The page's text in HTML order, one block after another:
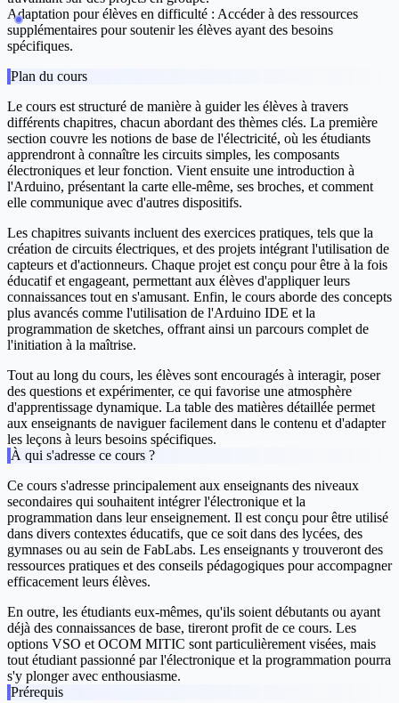
Adaptation pour élèves en difficulté : Accéder à des ressources
supplémentaires pour soutenir les élèves ayant des besoins
spécifiques.
Plan du cours
Le cours est structuré de manière à guider les élèves à travers
différents chapitres, chacun abordant des thèmes clés. La première
section couvre les notions de base de l'électricité, où les étudiants
apprendront à connaître les circuits simples, les composants
électroniques et leur fonction. Vient ensuite une introduction à
l'Arduino, présentant la carte elle-même, ses broches, et comment
elle communique avec d'autres dispositifs.
Les chapitres suivants incluent des exercices pratiques, tels que la
création de circuits électriques, et des projets intégrant l'utilisation de
capteurs et d'actionneurs. Chaque projet est conçu pour être à la fois
éducatif et engageant, permettant aux élèves d'appliquer leurs
connaissances tout en s'amusant. Enfin, le cours aborde des concepts
plus avancés comme l'utilisation de l'Arduino IDE et la
programmation de sketches, offrant ainsi un parcours complet de
l'initiation à la maîtrise.
Tout au long du cours, les élèves sont encouragés à interagir, poser
des questions et expérimenter, ce qui favorise une atmosphère
d'apprentissage dynamique. La table des matières détaillée permet
aux enseignants de naviguer facilement dans le contenu et d'adapter
les leçons à leurs besoins spécifiques.
À qui s'adresse ce cours ?
Ce cours s'adresse principalement aux enseignants des niveaux
secondaires qui souhaitent intégrer l'électronique et la
programmation dans leur enseignement. Il est conçu pour être utilisé
dans divers contextes éducatifs, que ce soit dans des lycées, des
gymnases ou au sein de FabLabs. Les enseignants y trouveront des
ressources pratiques et des conseils pédagogiques pour accompagner
efficacement leurs élèves.
En outre, les étudiants eux-mêmes, qu'ils soient débutants ou ayant
déjà des connaissances de base, tireront profit de ce cours. Les
options VSO et OCOM MITIC sont particulièrement visées, mais
tout étudiant passionné par l'électronique et la programmation pourra
s'y plonger avec enthousiasme.
Prérequis